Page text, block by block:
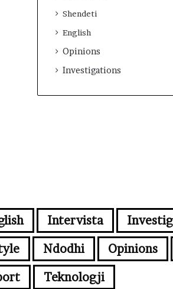
Shendeti
English
Opinions
Investigations
Intervista
Ndodhi Opinions
Teknologji